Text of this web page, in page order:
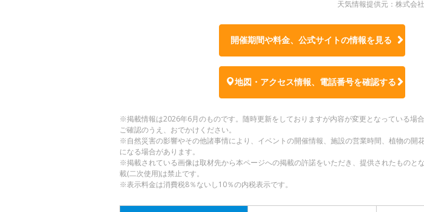
天気情報提供元：株式会
開催期間や料金、公式サイトの情報を見る
地図・アクセス情報、電話番号を確認する
※掲載情報は2026年6月のものです。随時更新をしておりますが内容が変更となっている場
ご確認のうえ、おでかけください。
※自然災害の影響やその他諸事情により、イベントの開催情報、施設の営業時間、植物の開
になる場合があります。
※掲載されている画像は取材先から本ページへの掲載の許諾をいただき、提供されたものと
載(二次使用)は禁止です。
※表示料金は消費税8％ないし10％の内税表示です。